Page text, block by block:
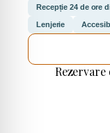
Recepție 24 de ore
Lenjerie